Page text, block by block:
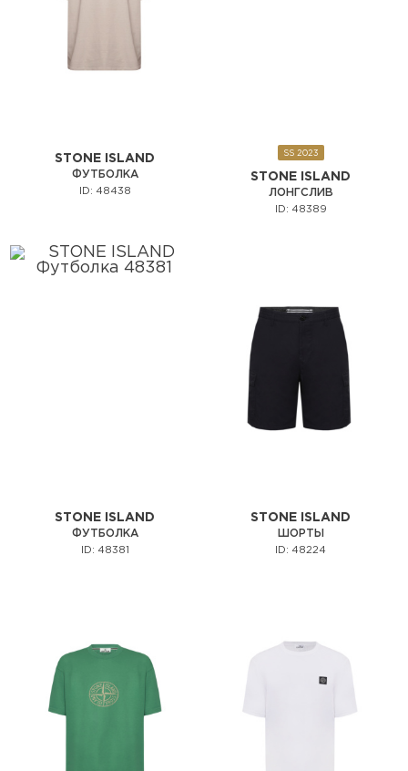
STONE ISLAND
ФУТБОЛКА
ID: 48438
SS 2023
STONE ISLAND
ЛОНГСЛИВ
ID: 48389
STONE ISLAND
ФУТБОЛКА
ID: 48381
STONE ISLAND
ШОРТЫ
ID: 48224